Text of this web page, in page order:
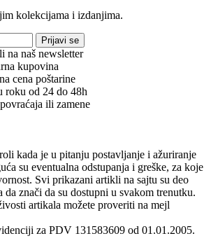
kolekcijama i izdanjima.
Prijavi se
na naš newsletter
kupovina
cena poštarine
roku od 24 do 48h
ili zamene
kada je u pitanju postavljanje i ažuriranje
su eventualna odstupanja i greške, za koje
Svi prikazani artikli na sajtu su deo
da znači da su dostupni u svakom trenutku.
artikala možete proveriti na mejl
za PDV 131583609 od 01.01.2005.